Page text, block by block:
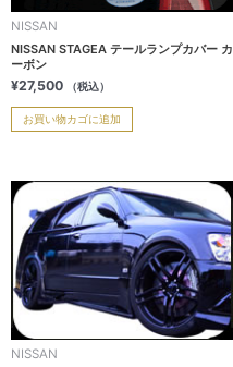
NISSAN
NISSAN STAGEA テールランプカバー カ
ーボン
¥27,500 （税込）
お買い物カゴに追加
NISSAN